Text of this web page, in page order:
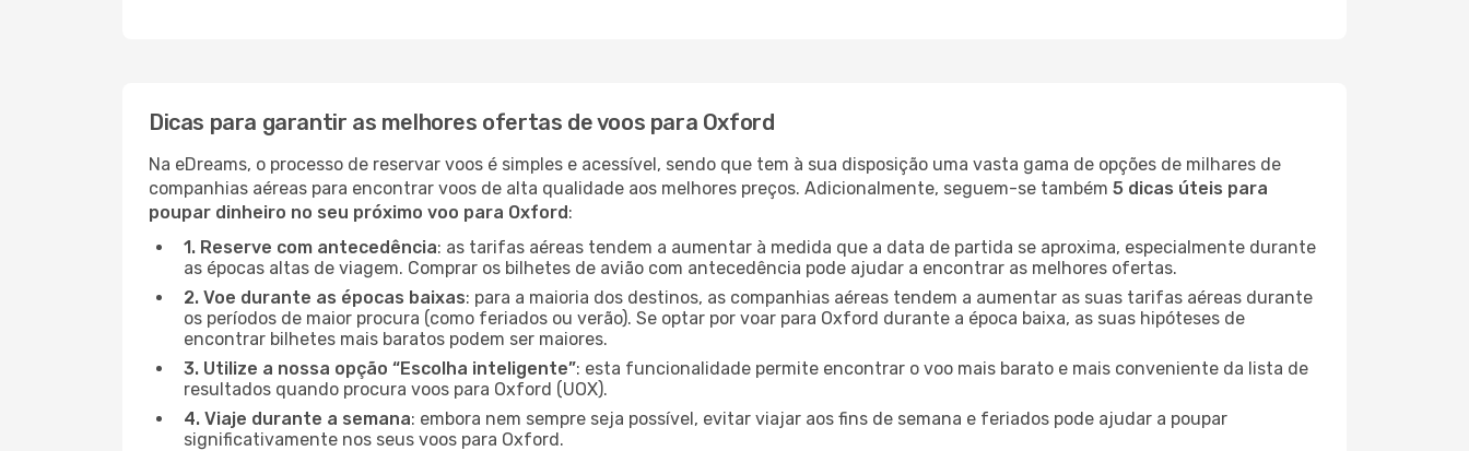
Dicas para garantir as melhores ofertas de voos para Oxford
Na eDreams, o processo de reservar voos é simples e acessível, sendo que tem à sua disposição uma vasta gama de opções de milhares de
companhias aéreas para encontrar voos de alta qualidade aos melhores preços. Adicionalmente, seguem-se também 5 dicas úteis para
poupar dinheiro no seu próximo voo para Oxford:
1. Reserve com antecedência: as tarifas aéreas tendem a aumentar à medida que a data de partida se aproxima, especialmente durante
as épocas altas de viagem. Comprar os bilhetes de avião com antecedência pode ajudar a encontrar as melhores ofertas.
2. Voe durante as épocas baixas: para a maioria dos destinos, as companhias aéreas tendem a aumentar as suas tarifas aéreas durante
os períodos de maior procura (como feriados ou verão). Se optar por voar para Oxford durante a época baixa, as suas hipóteses de
encontrar bilhetes mais baratos podem ser maiores.
3. Utilize a nossa opção “Escolha inteligente”: esta funcionalidade permite encontrar o voo mais barato e mais conveniente da lista de
resultados quando procura voos para Oxford (UOX).
4. Viaje durante a semana: embora nem sempre seja possível, evitar viajar aos fins de semana e feriados pode ajudar a poupar
significativamente nos seus voos para Oxford.